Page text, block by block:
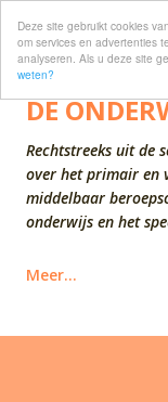
Deze site gebruikt cookies
om services en advertenties
analyseren. Als u deze site
weten?
DE
Rechtstreeks uit de
over het primair en
middelbaar
onderwijs en het
Meer…